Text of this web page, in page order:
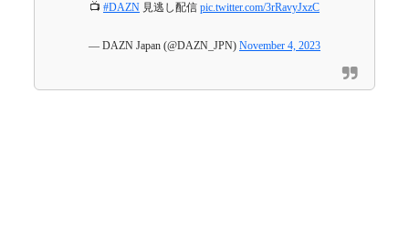
📺 #DAZN見逃し配信 pic.twitter.com/3rRavyJxzC
— DAZN Japan (@DAZN_JPN) November 4, 2023